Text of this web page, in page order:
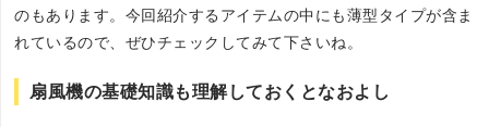
のもあります。今回紹介するアイテムの中にも薄型タイプが含ま
れているので、ぜひチェックしてみて下さいね。
扇風機の基礎知識も理解しておくとなおよし